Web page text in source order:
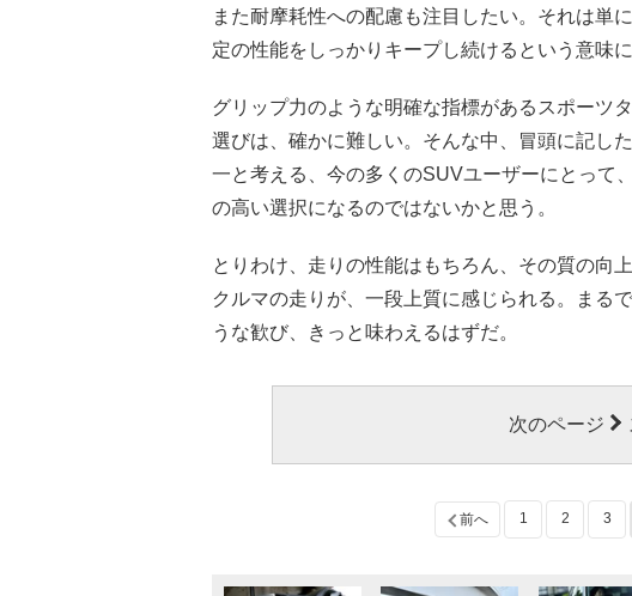
また耐摩耗性への配慮も注目したい。それは単
定の性能をしっかりキープし続けるという意味
グリップ力のような明確な指標があるスポーツ
選びは、確かに難しい。そんな中、冒頭に記し
一と考える、今の多くのSUVユーザーにとって
の高い選択になるのではないかと思う。
とりわけ、走りの性能はもちろん、その質の向
クルマの走りが、一段上質に感じられる。まる
うな歓び、きっと味わえるはずだ。
次のページ
前へ 1 2 3